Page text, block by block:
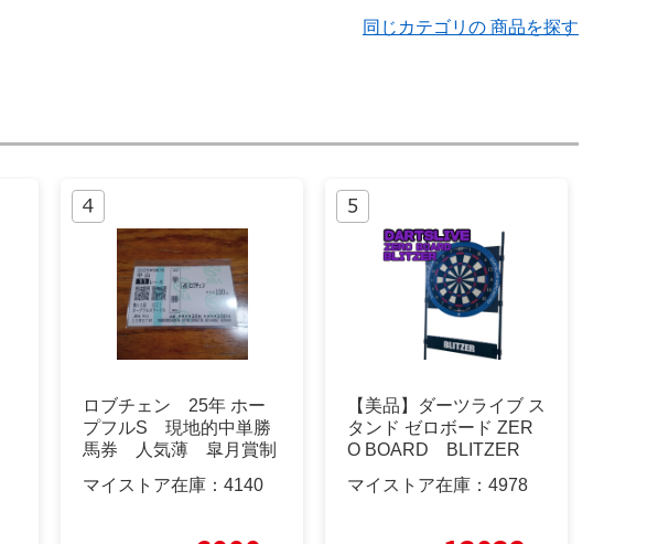
同じカテゴリの 商品を探す
ロブチェン 25年 ホー
プフルS 現地的中単勝
馬券 人気薄 皐月賞制
マイストア在庫： 4140
【美品】ダーツライブ ス
タンド ゼロボード ZER
O BOARD BLITZER
マイストア在庫： 4978